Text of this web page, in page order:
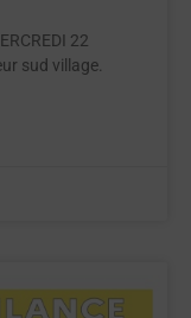
22
sud village.